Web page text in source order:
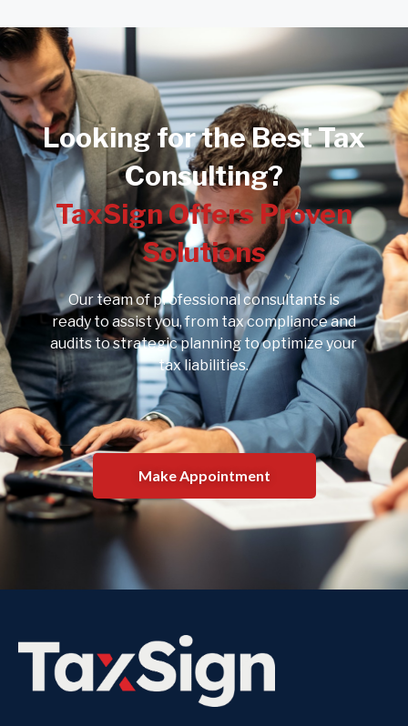
Looking for the Best Tax
Consulting?
TaxSign Offers Proven
Solutions
Our team of professional consultants is
ready to assist you, from tax compliance and
audits to strategic planning to optimize your
tax liabilities.
Make Appointment